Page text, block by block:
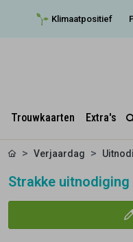
Klimaatpositief
Trouwkaarten Extra's
Verjaardag
Strakke